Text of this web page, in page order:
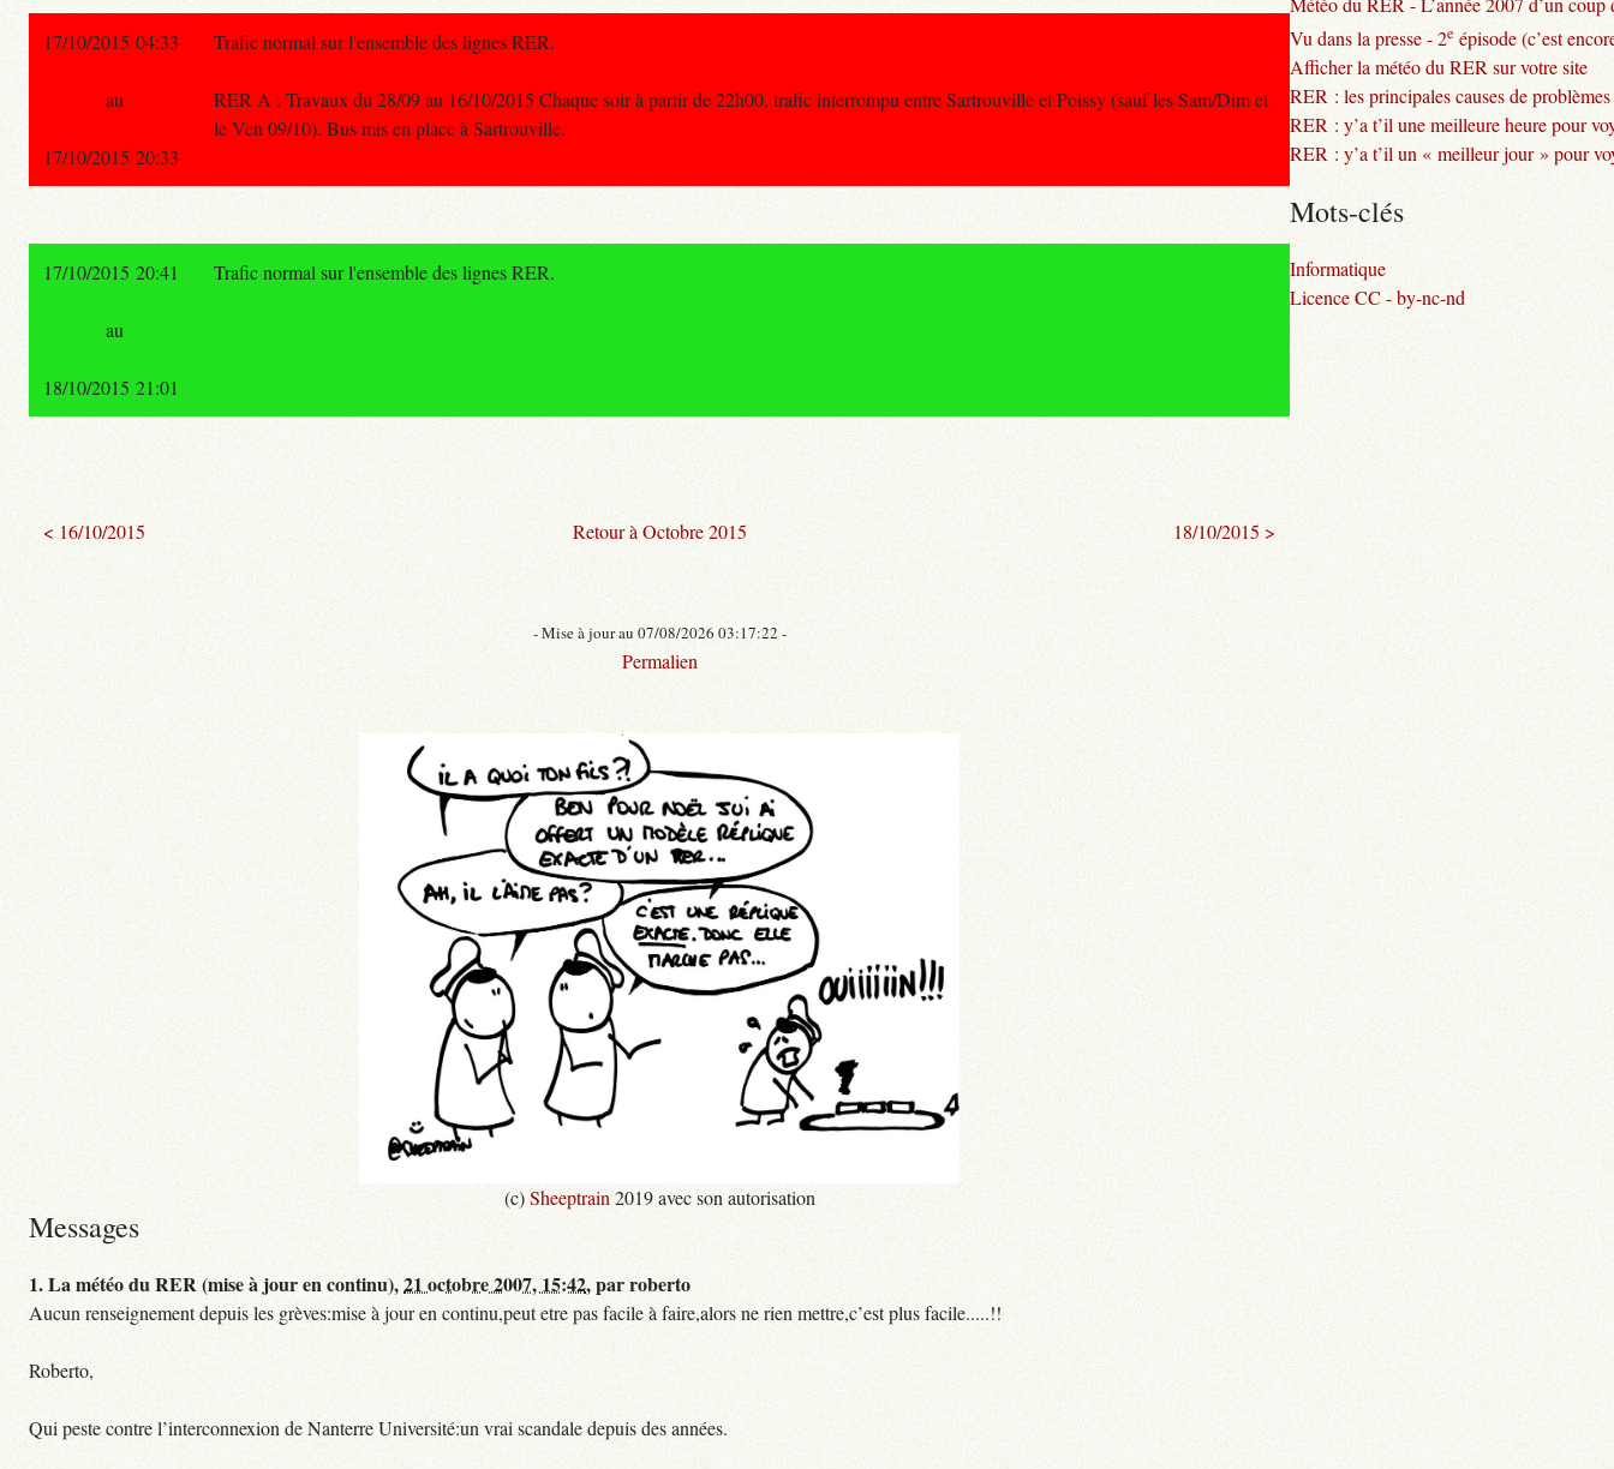
17/10/2015 04:33 Trafic normal sur l'ensemble des lignes RER.
RER A : Travaux du 28/09 au 16/10/2015 Chaque soir à partir de 22h00, trafic interrompu entre Sartrouville et Poissy (sauf les Sam/Dim et
le Ven 09/10). Bus mis en place à Sartrouville.
au
17/10/2015 20:33
17/10/2015 20:41 Trafic normal sur l'ensemble des lignes RER.
au
18/10/2015 21:01
< 16/10/2015 Retour à Octobre 2015 18/10/2015 >
- Mise à jour au 07/08/2026 03:17:22 -
Permalien
(c)Sheeptrain 2019 avec son autorisation
Messages
1.La météo du RER (mise à jour en continu),21 octobre 2007, 15:42,parroberto
Aucun renseignement depuis les grèves:mise à jour en continu,peut etre pas facile à faire,alors ne rien mettre,c’est plus facile.....!!
Roberto,
Qui peste contre l’interconnexion de Nanterre Université:un vrai scandale depuis des années.
Vu dans la presse - 2e épisode (c’est
Afficher la météo du RER sur votre site
RER : les principales causes de problèmes
RER : y’a t’il une meilleure heure pour
RER : y’a t’il un « meilleur jour » pour
Mots-clés
Informatique
Licence CC - by-nc-nd